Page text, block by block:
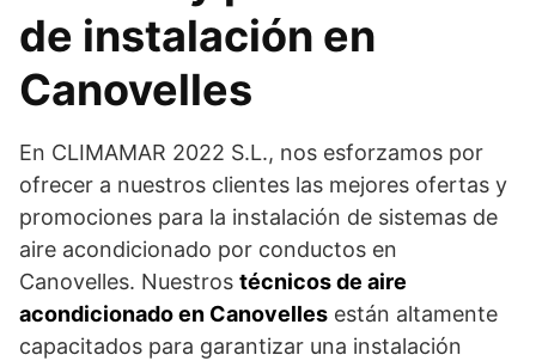
de instalación en
Canovelles
En CLIMAMAR 2022 S.L., nos esforzamos por
ofrecer a nuestros clientes las mejores ofertas y
promociones para la instalación de sistemas de
aire acondicionado por conductos en
Canovelles. Nuestros técnicos de aire
acondicionado en Canovelles están altamente
capacitados para garantizar una instalación